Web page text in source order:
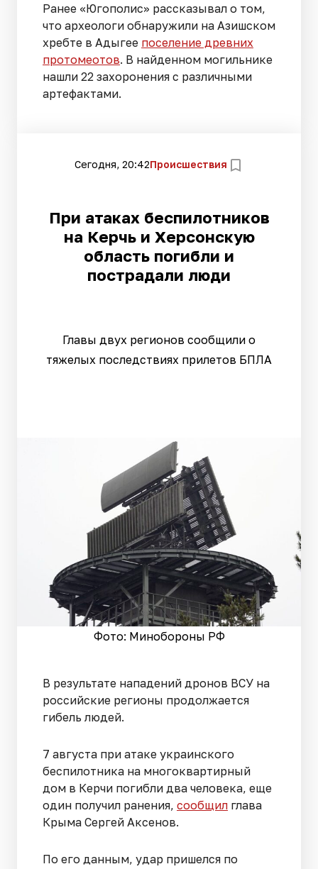
Ранее «Югополис» рассказывал о том,
что археологи обнаружили на Азишском
хребте в Адыгее поселение древних
протомеотов. В найденном могильнике
нашли 22 захоронения с различными
артефактами.
Сегодня, 20:42Происшествия
При атаках беспилотников
на Керчь и Херсонскую
область погибли и
пострадали люди
Главы двух регионов сообщили о
тяжелых последствиях прилетов БПЛА
Фото: Минобороны РФ
В результате нападений дронов ВСУ на
российские регионы продолжается
гибель людей.
7 августа при атаке украинского
беспилотника на многоквартирный
дом в Керчи погибли два человека, еще
один получил ранения, сообщил глава
Крыма Сергей Аксенов.
По его данным, удар пришелся по